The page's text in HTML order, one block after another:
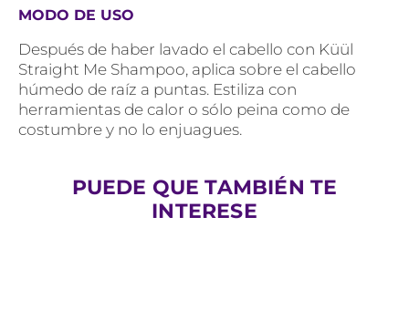
MODO DE USO
Después de haber lavado el cabello con Küül
Straight Me Shampoo, aplica sobre el cabello
húmedo de raíz a puntas. Estiliza con
herramientas de calor o sólo peina como de
costumbre y no lo enjuagues.
PUEDE QUE TAMBIÉN TE
INTERESE